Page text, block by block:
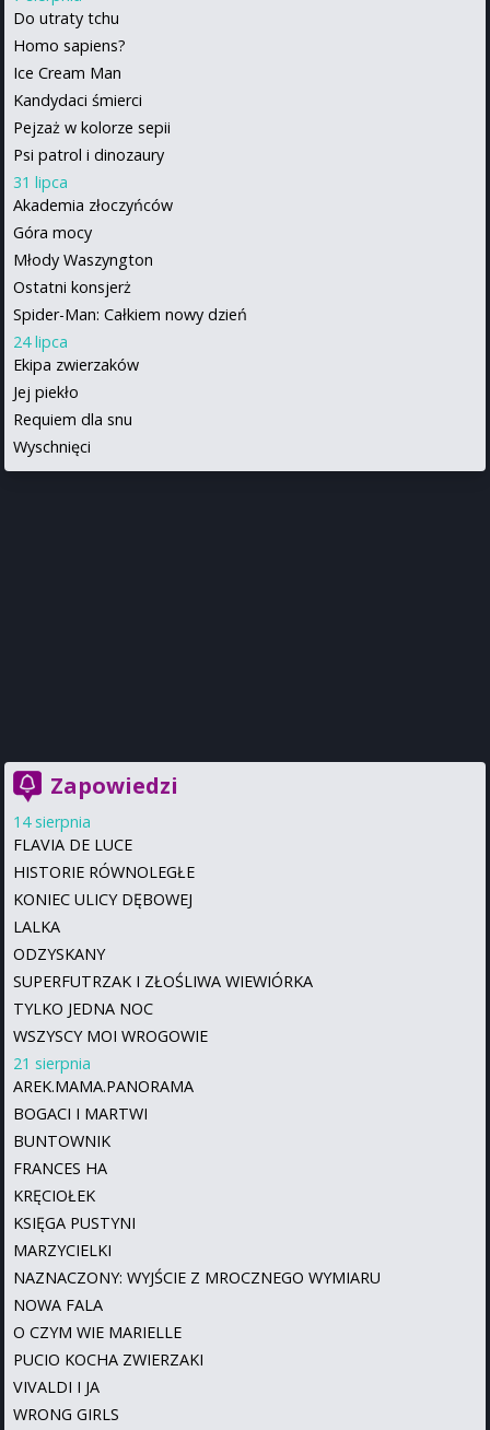
Do utraty tchu
Homo sapiens?
Ice Cream Man
Kandydaci śmierci
Pejzaż w kolorze sepii
Psi patrol i dinozaury
31 lipca
Akademia złoczyńców
Góra mocy
Młody Waszyngton
Ostatni konsjerż
Spider-Man: Całkiem nowy dzień
24 lipca
Ekipa zwierzaków
Jej piekło
Requiem dla snu
Wyschnięci
Zapowiedzi
14 sierpnia
FLAVIA DE LUCE
HISTORIE RÓWNOLEGŁE
KONIEC ULICY DĘBOWEJ
LALKA
ODZYSKANY
SUPERFUTRZAK I ZŁOŚLIWA WIEWIÓRKA
TYLKO JEDNA NOC
WSZYSCY MOI WROGOWIE
21 sierpnia
AREK.MAMA.PANORAMA
BOGACI I MARTWI
BUNTOWNIK
FRANCES HA
KRĘCIOŁEK
KSIĘGA PUSTYNI
MARZYCIELKI
NAZNACZONY: WYJŚCIE Z MROCZNEGO WYMIARU
NOWA FALA
O CZYM WIE MARIELLE
PUCIO KOCHA ZWIERZAKI
VIVALDI I JA
WRONG GIRLS